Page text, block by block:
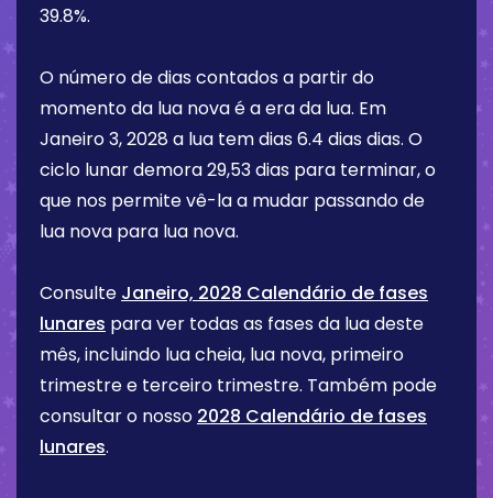
39.8%.
O número de dias contados a partir do
momento da lua nova é a era da lua. Em
Janeiro 3, 2028 a lua tem dias 6.4 dias dias. O
ciclo lunar demora 29,53 dias para terminar, o
que nos permite vê-la a mudar passando de
lua nova para lua nova.
Consulte Janeiro, 2028 Calendário de fases
lunares para ver todas as fases da lua deste
mês, incluindo lua cheia, lua nova, primeiro
trimestre e terceiro trimestre. Também pode
consultar o nosso 2028 Calendário de fases
lunares.